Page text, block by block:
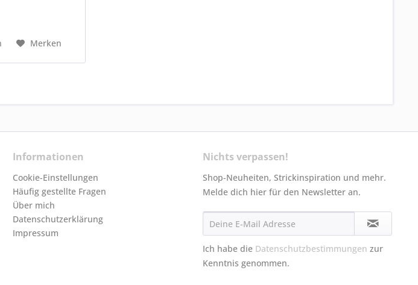
;)
Merken
Informationen
Cookie-Einstellungen
Häufig gestellte Fragen
Über mich
Datenschutzerklärung
Impressum
Nichts verpassen!
Shop-Neuheiten, Strickinspiration und mehr.
Melde dich hier für den Newsletter an.
Ich habe die Datenschutzbestimmungen zur
Kenntnis genommen.